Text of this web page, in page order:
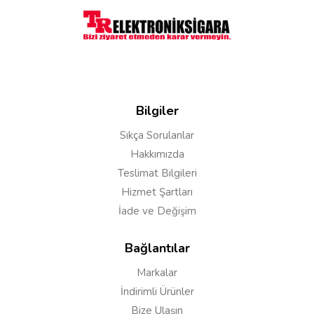
Yorumu Gönder
Bilgiler
Sıkça Sorulanlar
Hakkımızda
Teslimat Bilgileri
Hizmet Şartları
İade ve Değişim
Bağlantılar
Markalar
İndirimli Ürünler
Bize Ulaşın